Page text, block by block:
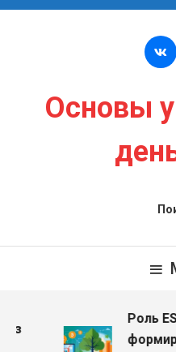
Перейти к содержимому
Основы
Роль